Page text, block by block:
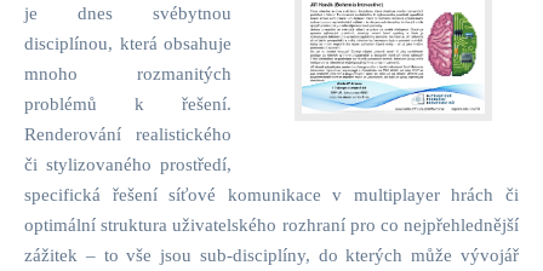
je dnes svébytnou
disciplínou, která obsahuje
mnoho rozmanitých
problémů k řešení.
Renderování realistického
či stylizovaného prostředí,
specifická řešení síťové komunikace v multiplayer hrách či
optimální struktura uživatelského rozhraní pro co nejpřehlednější
zážitek – to vše jsou sub-disciplíny, do kterých může vývojář